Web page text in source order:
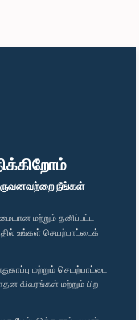
நீங்கள்
மற்றும் தனிப்பட்ட
உங்கள் செயற்பாட்டைக்
மற்றும் செயற்பாட்டை
விவரங்கள் மற்றும் பிற